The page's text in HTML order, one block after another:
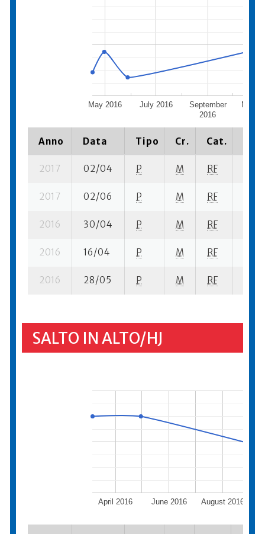
May 2016 July 2016
September
2016
Anno Data Tipo Cr. Cat.
2017 02/04 P M RF
2017 02/06 P M RF
2016 30/04 P M RF
2016 16/04 P M RF
2016 28/05 P M RF
SALTO IN ALTO/HJ
April 2016 June 2016 August 2016